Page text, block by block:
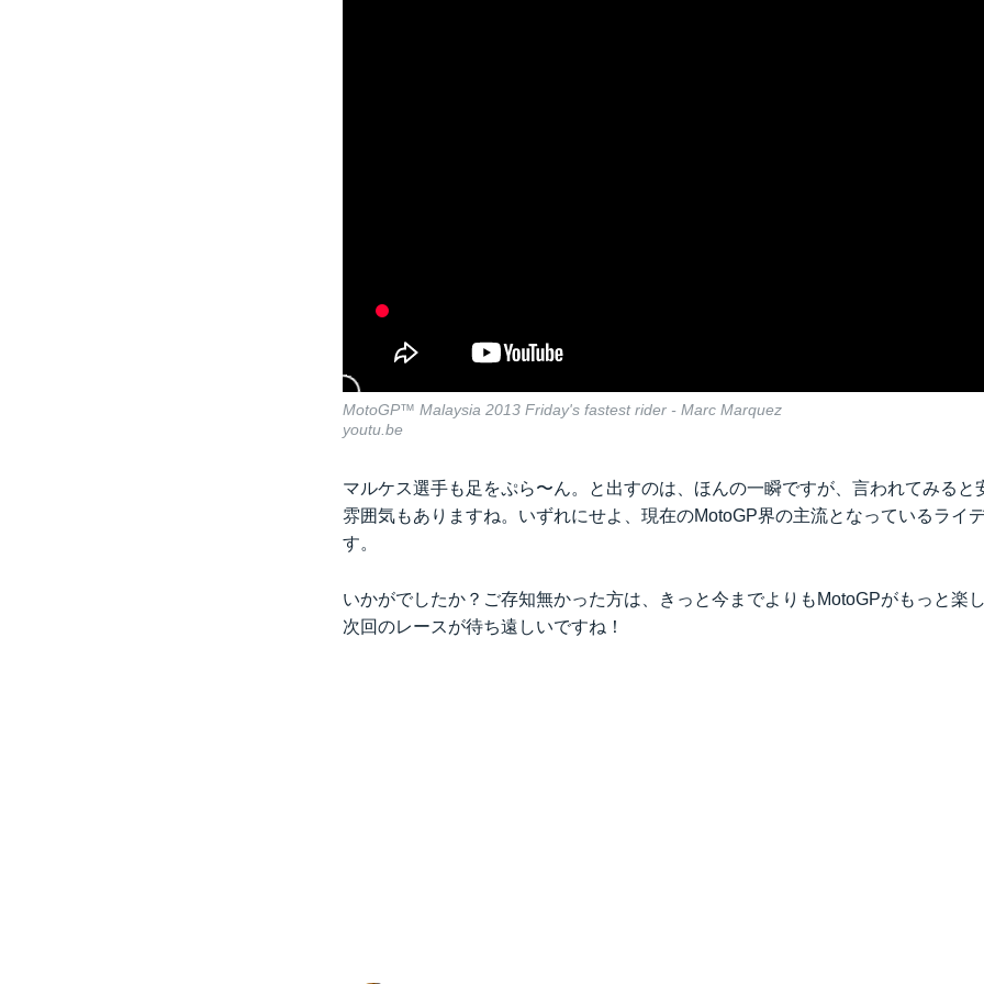
MotoGP™ Malaysia 2013 Friday's fastest rider - Marc Marquez
youtu.be
マルケス選手も足をぷら〜ん。と出すのは、ほんの一瞬ですが、言われてみると
雰囲気もありますね。いずれにせよ、現在のMotoGP界の主流となっているライ
す。
いかがでしたか？ご存知無かった方は、きっと今までよりもMotoGPがもっと楽
次回のレースが待ち遠しいですね！